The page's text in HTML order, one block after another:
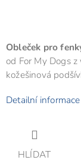
Obleček pro
od For My Dogs
kožešinová
Detailní informace
HLÍDAT